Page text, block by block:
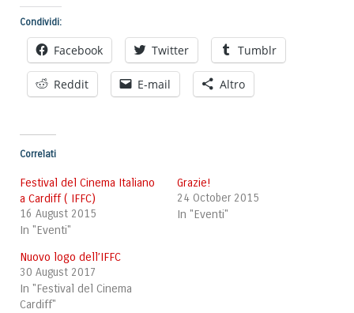
Condividi:
Facebook Twitter Tumblr
Reddit E-mail Altro
Correlati
Festival del Cinema Italiano
a Cardiff ( IFFC)
16 August 2015
In "Eventi"
Grazie!
24 October 2015
In "Eventi"
Nuovo logo dell’IFFC
30 August 2017
In "Festival del Cinema
Cardiff"